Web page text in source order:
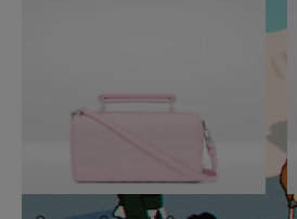
PAUSE,
APPUYEZ
SUR
DÉSACTIVÉ.
VEUILLEZ